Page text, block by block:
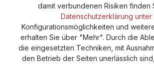
damit verbundenen Risiken finden
Datenschutzerklärung unter
Konfigurationsmöglichkeiten und
erhalten Sie über "Mehr". Durch die
die eingesetzten Techniken, mit
den Betrieb der Seiten unerlässlich